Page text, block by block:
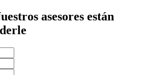
asesores están